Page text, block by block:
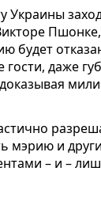
будет
даже
мэрию и
– и –